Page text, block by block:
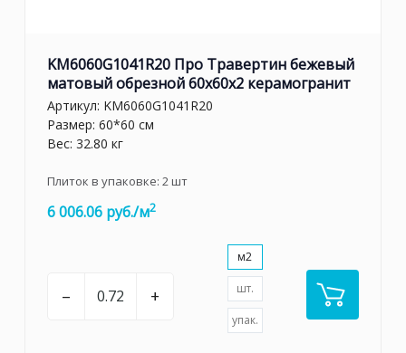
KM6060G1041R20 Про Травертин бежевый
матовый обрезной 60x60x2 керамогранит
Артикул: KM6060G1041R20
Размер: 60*60 см
Вес: 32.80 кг
Плиток в упаковке: 2шт
6 006.06 руб./м2
– +
м2
шт.
упак.